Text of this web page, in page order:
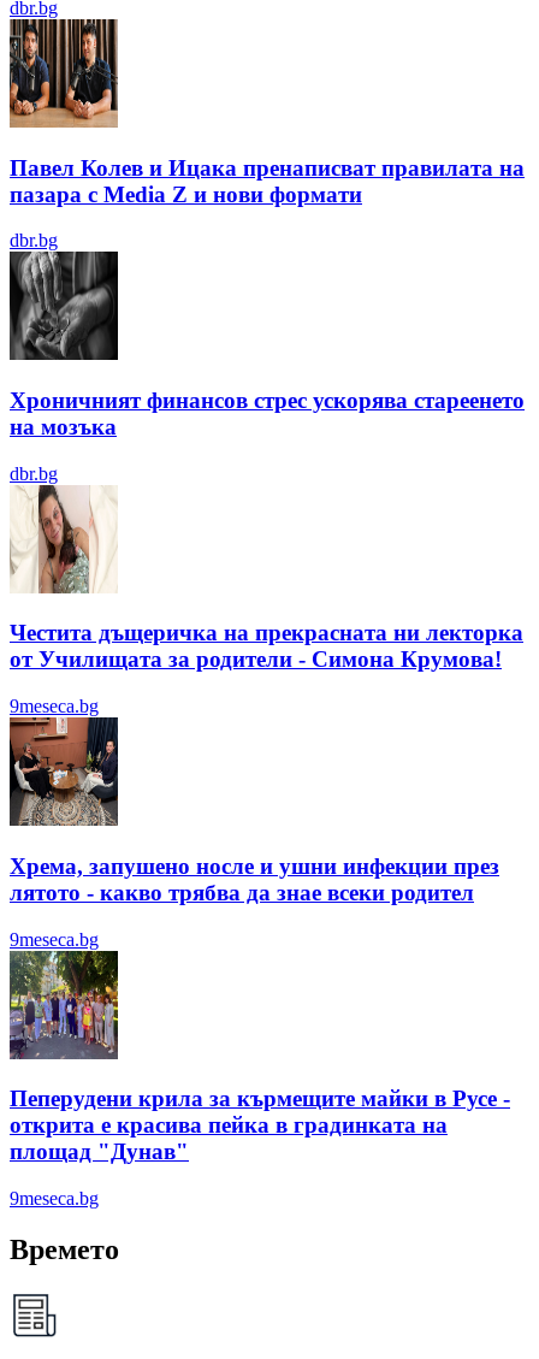
dbr.bg
Павел Колев и Ицака пренаписват правилата на
пазара с Media Z и нови формати
dbr.bg
Хроничният финансов стрес ускорява стареенето
на мозъка
dbr.bg
Честита дъщеричка на прекрасната ни лекторка
от Училищата за родители - Симона Крумова!
9meseca.bg
Хрема, запушено носле и ушни инфекции през
лятотo - какво трябва да знае всеки родител
9meseca.bg
Пеперудени крила за кърмещите майки в Русе -
открита е красива пейка в градинката на
площад "Дунав"
9meseca.bg
Времето